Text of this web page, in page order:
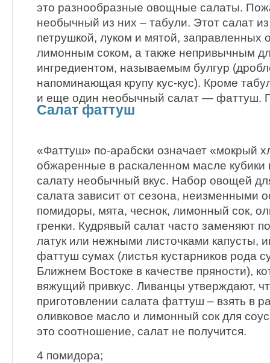
это разнообразные овощные салаты.
необычный из них – табули. Этот салат
петрушкой, луком и мятой, заправленных
лимонным соком, а также непривычным
ингредиентом, называемым булгур
напоминающая крупу кус-кус). Кроме
и еще один необычный салат — фаттуш.
Салат фаттуш
«Фаттуш» по-арабски означает «мокрый
обжаренные в раскаленном масле кубики
салату необычный вкус. Набор овощей
салата зависит от сезона, неизменными
помидоры, мята, чеснок, лимонный сок,
гренки. Кудрявый салат часто заменяют
латук или нежными листочками капусты,
фаттуш сумах (листья кустарников рода
Ближнем Востоке в качестве пряности),
вяжущий привкус. Ливанцы утверждают,
приготовлении салата фаттуш – взять в
оливковое масло и лимонный сок для
это соотношение, салат не получится.
4 помидора;